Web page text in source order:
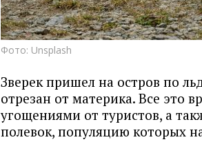
Фото: Unsplash
Зверек пришел на остров по
отрезан от материка. Все это
угощениями от туристов, а
полевок, популяцию которых